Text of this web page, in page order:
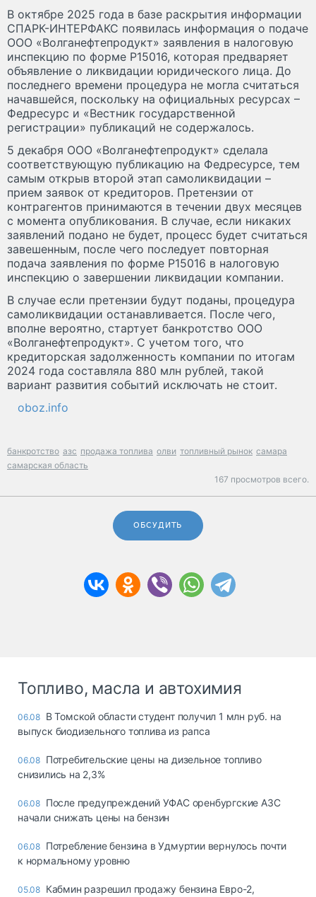
В октябре 2025 года в базе раскрытия информации
СПАРК-ИНТЕРФАКС появилась информация о подаче
ООО «Волганефтепродукт» заявления в налоговую
инспекцию по форме Р15016, которая предваряет
объявление о ликвидации юридического лица. До
последнего времени процедура не могла считаться
начавшейся, поскольку на официальных ресурсах –
Федресурс и «Вестник государственной
регистрации» публикаций не содержалось.
5 декабря ООО «Волганефтепродукт» сделала
соответствующую публикацию на Федресурсе, тем
самым открыв второй этап самоликвидации –
прием заявок от кредиторов. Претензии от
контрагентов принимаются в течении двух месяцев
с момента опубликования. В случае, если никаких
заявлений подано не будет, процесс будет считаться
завешенным, после чего последует повторная
подача заявления по форме Р15016 в налоговую
инспекцию о завершении ликвидации компании.
В случае если претензии будут поданы, процедура
самоликвидации останавливается. После чего,
вполне вероятно, стартует банкротство ООО
«Волганефтепродукт». С учетом того, что
кредиторская задолженность компании по итогам
2024 года составляла 880 млн рублей, такой
вариант развития событий исключать не стоит.
oboz.info
банкротство азс продажа топлива олви топливный рынок самара
самарская область
167 просмотров всего.
ОБСУДИТЬ
Топливо, масла и автохимия
06.08 В Томской области студент получил 1 млн руб. на
выпуск биодизельного топлива из рапса
06.08 Потребительские цены на дизельное топливо
снизились на 2,3%
06.08 После предупреждений УФАС оренбургские АЗС
начали снижать цены на бензин
06.08 Потребление бензина в Удмуртии вернулось почти
к нормальному уровню
05.08 Кабмин разрешил продажу бензина Евро-2,